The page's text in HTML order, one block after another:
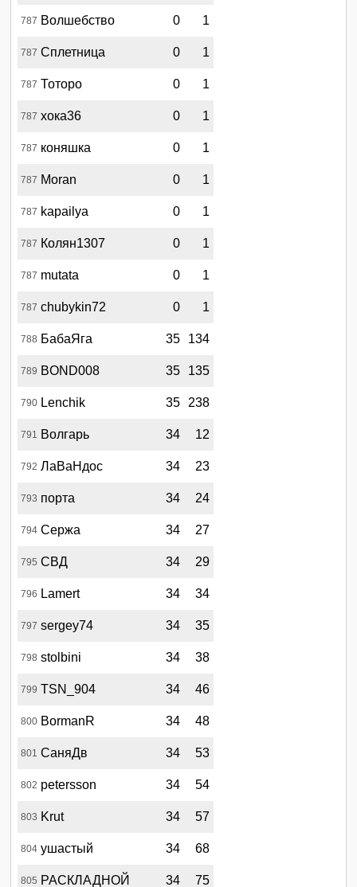
787 Волшебство 0 1
787 Сплетница 0 1
787 Тоторо 0 1
787 хока36 0 1
787 коняшка 0 1
787 Moran 0 1
787 kapailya 0 1
787 Колян1307 0 1
787 mutata 0 1
787 chubykin72 0 1
788 БабаЯга 35 134
789 BOND008 35 135
790 Lenchik 35 238
791 Волгарь 34 12
792 ЛаВаНдос 34 23
793 порта 34 24
794 Сержа 34 27
795 СВД 34 29
796 Lamert 34 34
797 sergey74 34 35
798 stolbini 34 38
799 TSN_904 34 46
800 BormanR 34 48
801 СаняДв 34 53
802 petersson 34 54
803 Krut 34 57
804 ушастый 34 68
805 РАСКЛАДНОЙ 34 75